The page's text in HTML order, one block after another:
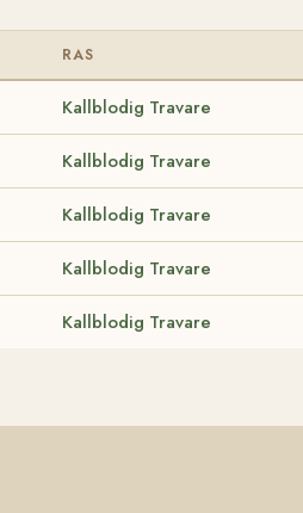
RAS
Kallblodig Travare
Kallblodig Travare
Kallblodig Travare
Kallblodig Travare
Kallblodig Travare